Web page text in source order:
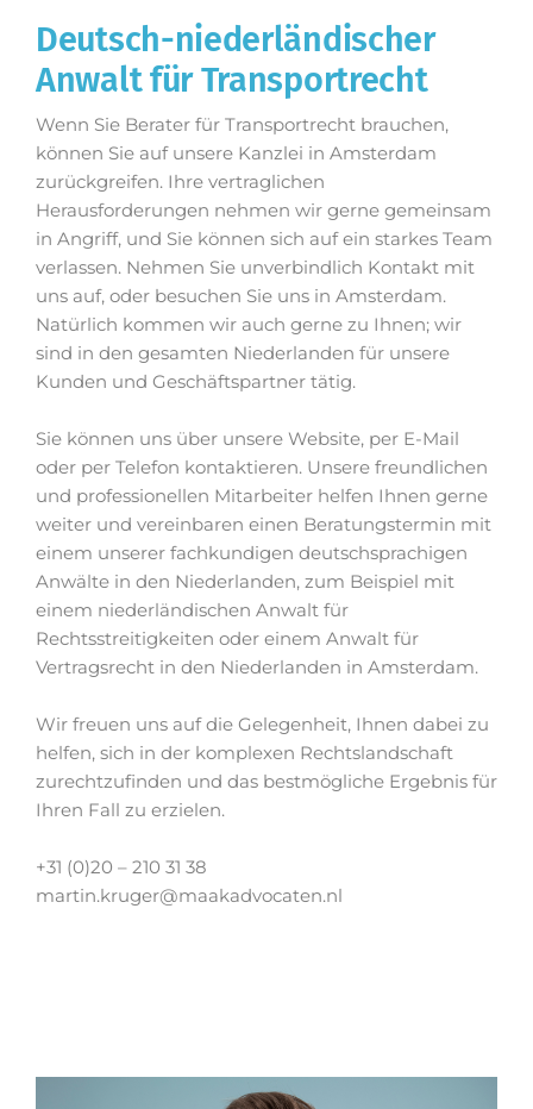
Deutsch-niederländischer
Anwalt für Transportrecht
Wenn Sie Berater für Transportrecht brauchen,
können Sie auf unsere Kanzlei in Amsterdam
zurückgreifen. Ihre vertraglichen
Herausforderungen nehmen wir gerne gemeinsam
in Angriff, und Sie können sich auf ein starkes Team
verlassen. Nehmen Sie unverbindlich Kontakt mit
uns auf, oder besuchen Sie uns in Amsterdam.
Natürlich kommen wir auch gerne zu Ihnen; wir
sind in den gesamten Niederlanden für unsere
Kunden und Geschäftspartner tätig.
Sie können uns über unsere Website, per E-Mail
oder per Telefon kontaktieren. Unsere freundlichen
und professionellen Mitarbeiter helfen Ihnen gerne
weiter und vereinbaren einen Beratungstermin mit
einem unserer fachkundigen deutschsprachigen
Anwälte in den Niederlanden, zum Beispiel mit
einem niederländischen Anwalt für
Rechtsstreitigkeiten oder einem Anwalt für
Vertragsrecht in den Niederlanden in Amsterdam.
Wir freuen uns auf die Gelegenheit, Ihnen dabei zu
helfen, sich in der komplexen Rechtslandschaft
zurechtzufinden und das bestmögliche Ergebnis für
Ihren Fall zu erzielen.
+31 (0)20 – 210 31 38
martin.kruger@maakadvocaten.nl